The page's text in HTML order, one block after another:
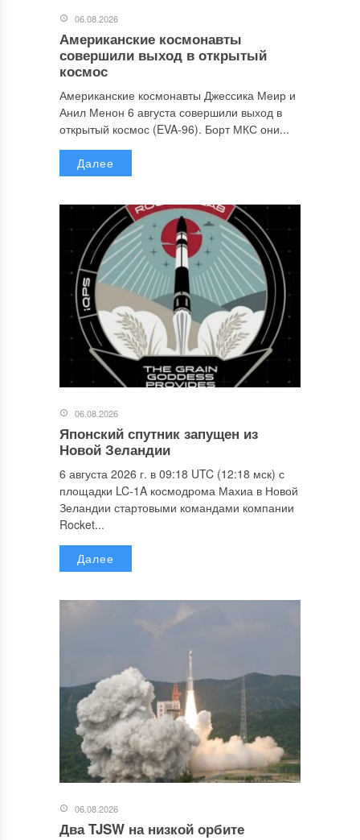
06.08.2026
Американские космонавты
совершили выход в открытый
космос
Американские космонавты Джессика Меир и
Анил Менон 6 августа совершили выход в
открытый космос (EVA-96). Борт МКС они...
Далее
06.08.2026
Японский спутник запущен из
Новой Зеландии
6 августа 2026 г. в 09:18 UTC (12:18 мск) с
площадки LC-1A космодрома Махиа в Новой
Зеландии стартовыми командами компании
Rocket...
Далее
06.08.2026
Два TJSW на низкой орбите